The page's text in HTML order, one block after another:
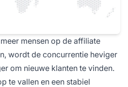
mensen op de affiliate
wordt de concurrentie heviger
om nieuwe klanten te vinden.
te vallen en een stabiel